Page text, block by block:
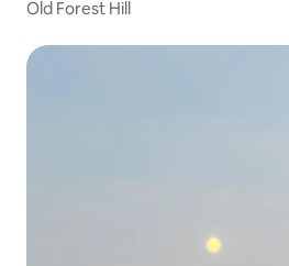
Old Forest Hill